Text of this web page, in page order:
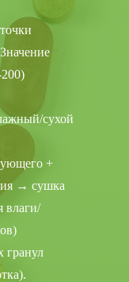
сухой
+
→ сушка
влаги/
гранул